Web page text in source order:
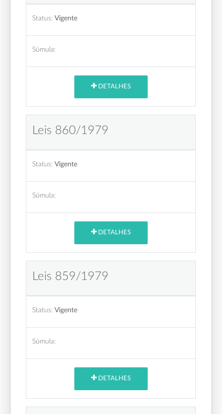
Status: Vigente
Súmula:
DETALHES
Leis 860/1979
Status: Vigente
Súmula:
DETALHES
Leis 859/1979
Status: Vigente
Súmula:
DETALHES